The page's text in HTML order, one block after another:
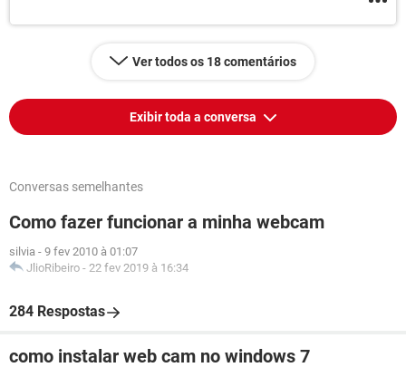
Ver todos os 18 comentários
Exibir toda a conversa
Conversas semelhantes
Como fazer funcionar a minha webcam
silvia - 9 fev 2010 à 01:07
JlioRibeiro - 22 fev 2019 à 16:34
284 Respostas
como instalar web cam no windows 7